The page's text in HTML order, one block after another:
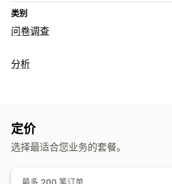
类别
问卷调查
表单自定义
问卷类型
客户满意度
市场调查 净推荐值 (NPS)
分析
忠诚度分析
定价
选择最适合您业务的套餐。